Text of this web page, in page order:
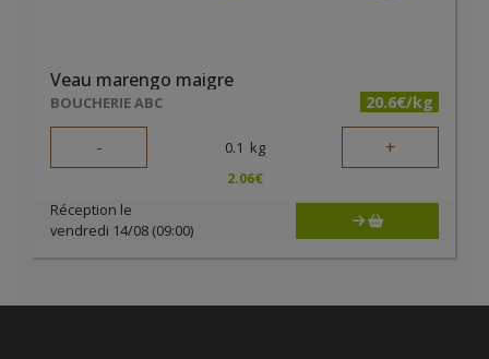
Veau marengo maigre
BOUCHERIE ABC 20.6€/kg
- 0.1 kg +
2.06€
Réception le
vendredi 14/08 (09:00)